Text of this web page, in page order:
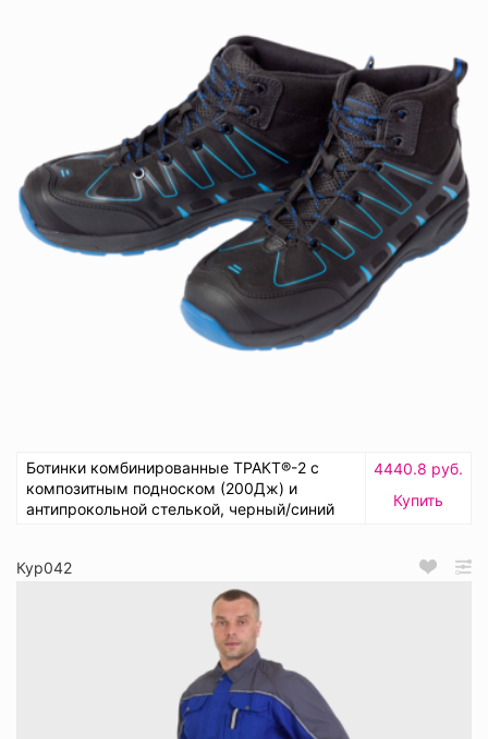
Ботинки комбинированные ТРАКТ®-2 с
композитным подноском (200Дж) и
антипрокольной стелькой, черный/синий
4440.8 руб.
Купить
Кур042